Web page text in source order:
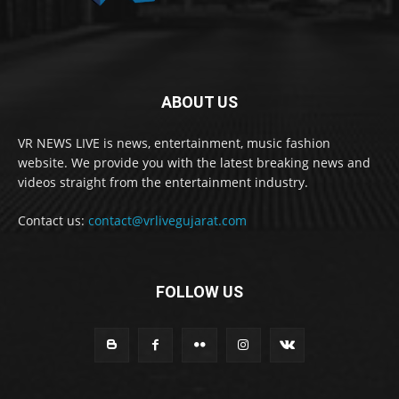
ABOUT US
VR NEWS LIVE is news, entertainment, music fashion
website. We provide you with the latest breaking news and
videos straight from the entertainment industry.
Contact us: contact@vrlivegujarat.com
FOLLOW US